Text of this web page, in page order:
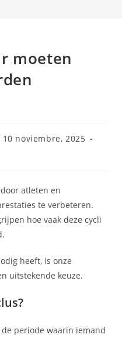
moeten
10 noviembre, 2025
atleten en
te verbeteren.
hoe vaak deze cycli
heeft, is onze
uitstekende keuze.
periode waarin iemand